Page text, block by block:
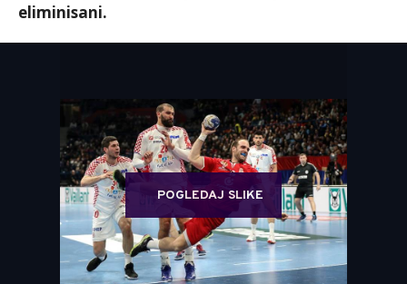
eliminisani.
POGLEDAJ SLIKE